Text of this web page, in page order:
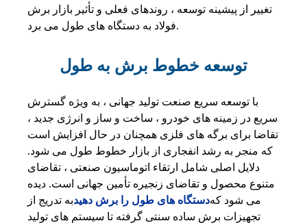
تغییر از پیشینه توسعه ، روندهای فعلی و تأثیر بازار برش
فولاد به دستگاه های طول می برد.
توسعه خطوط برش به طول
با توسعه سریع صنعت تولید جهانی ، به ویژه گسترش
سریع در زمینه های خودرو ، ساخت و ساز و انرژی جدید ،
تقاضا برای برگه های فلزی همچنان در حال افزایش است
که منجر به رشد انفجاری از بازار خطوط طول می شود.
دلایل اصلی شامل ارتقاء اتوماسیون صنعتی ، تقاضای
متنوع محصول و تقاضای زنجیره تأمین جهانی است. دیده
می شود کهدستگاه های طول را برش دهیدبه تدریج از
تجهیزات برش ساده سنتی گرفته تا سیستم های تولید